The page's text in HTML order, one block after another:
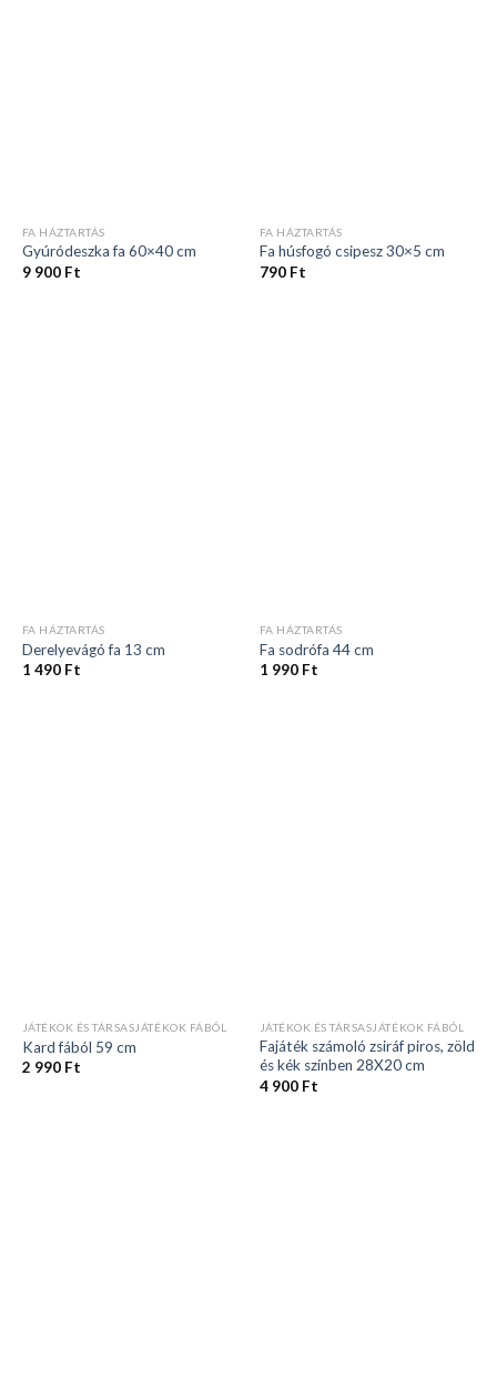
FA HÁZTARTÁS
Gyúródeszka fa 60×40 cm
9 900 Ft
FA HÁZTARTÁS
Fa húsfogó csipesz 30×5 cm
790 Ft
FA HÁZTARTÁS
Derelyevágó fa 13 cm
1 490 Ft
FA HÁZTARTÁS
Fa sodrófa 44 cm
1 990 Ft
JÁTÉKOK ÉS TÁRSASJÁTÉKOK FÁBÓL
Kard fából 59 cm
2 990 Ft
JÁTÉKOK ÉS TÁRSASJÁTÉKOK FÁBÓL
Fajáték számoló zsiráf piros, zöld
és kék színben 28X20 cm
4 900 Ft